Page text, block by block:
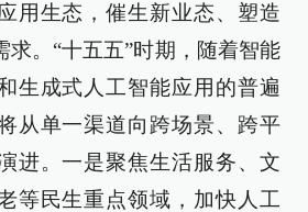
用生态，催生新业态、塑造
求。“十五五”时期，随着智能
生成式人工智能应用的普遍
从单一渠道向跨场景、跨平
进。一是聚焦生活服务、文
等民生重点领域，加快人工